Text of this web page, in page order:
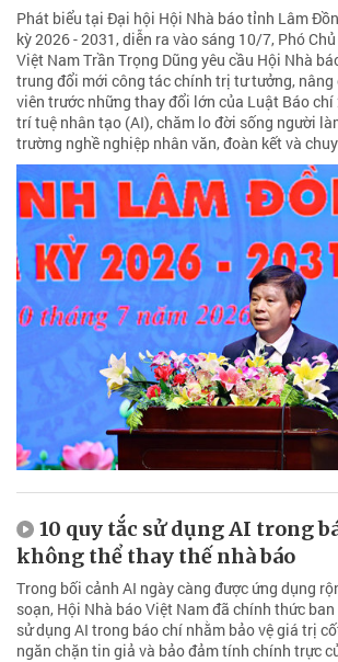
Phát biểu tại Đại hội Hội Nhà báo tỉnh Lâm
kỳ 2026 - 2031, diễn ra vào sáng 10/7, Phó
Việt Nam Trần Trọng Dũng yêu cầu Hội Nhà
trung đổi mới công tác chính trị tư tưởng, nâng
viên trước những thay đổi lớn của Luật Báo chí
trí tuệ nhân tạo (AI), chăm lo đời sống người
trường nghề nghiệp nhân văn, đoàn kết và
10 quy tắc sử dụng AI trong
không thể thay thế nhà báo
Trong bối cảnh AI ngày càng được ứng dụng
soạn, Hội Nhà báo Việt Nam đã chính thức
sử dụng AI trong báo chí nhằm bảo vệ giá trị
ngăn chặn tin giả và bảo đảm tính chính trực